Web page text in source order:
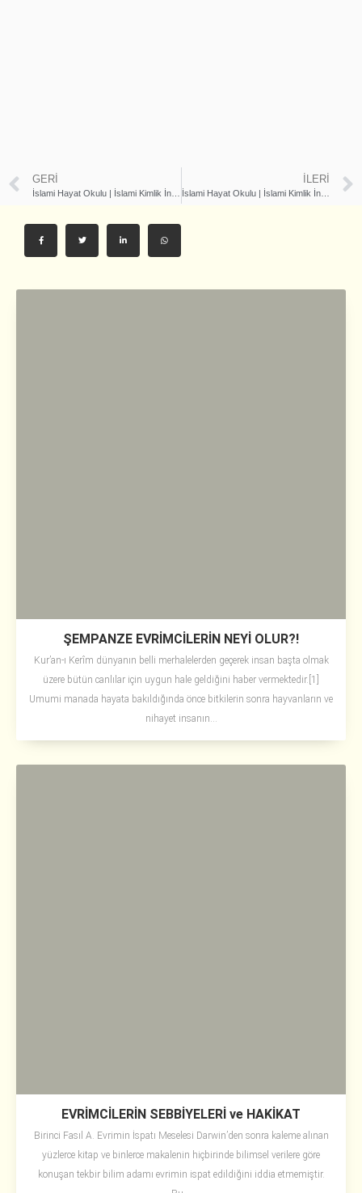
GERI İLERI
İslami Hayat Okulu | İslami Kimlik İnşası 4 [Bedenimize, Aklımıza ve Ruhumuza Olan Görevimiz]
ŞEMPANZE EVRİMCİLERİN NEYİ OLUR?!
Kur’an-ı Kerîm dünyanın belli merhalelerden geçerek insan başta olmak
üzere bütün canlılar için uygun hale geldiğini haber vermektedir.[1]
Umumi manada hayata bakıldığında önce bitkilerin sonra hayvanların ve
nihayet insanın...
EVRİMCİLERİN SEBBİYELERİ ve HAKİKAT
Birinci Fasıl A. Evrimin İspatı Meselesi Darwin’den sonra kaleme alınan
yüzlerce kitap ve binlerce makalenin hiçbirinde bilimsel verilere göre
konuşan tekbir bilim adamı evrimin ispat edildiğini iddia etmemiştir.